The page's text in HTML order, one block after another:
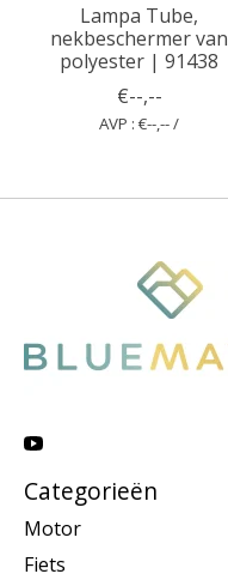
Lampa Tube,
nekbeschermer van
polyester | 91438
€--,--
AVP : €--,-- /
Categorieën
Motor
Fiets